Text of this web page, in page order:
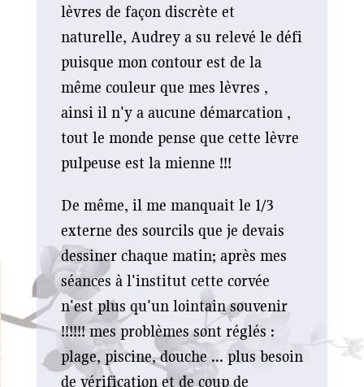
lèvres de façon discrète et
naturelle, Audrey a su relevé le défi
puisque mon contour est de la
même couleur que mes lèvres ,
ainsi il n'y a aucune démarcation ,
tout le monde pense que cette lèvre
pulpeuse est la mienne !!!
De même, il me manquait le 1/3
externe des sourcils que je devais
dessiner chaque matin; après mes
séances à l'institut cette corvée
n'est plus qu'un lointain souvenir
!!!!!! mes problèmes sont réglés :
plage, piscine, douche ... plus besoin
de vérification et de coup de